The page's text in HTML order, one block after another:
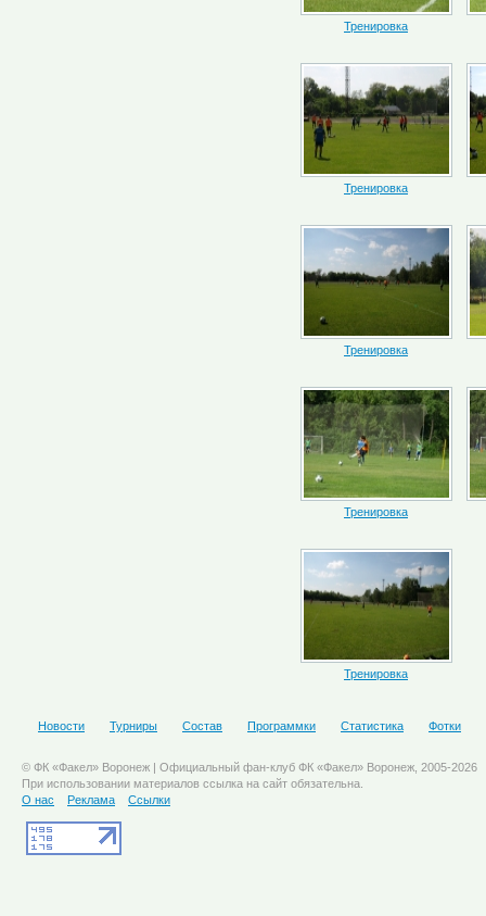
Тренировка
Тренировка
Тренировка
Тренировка
Тренировка
Новости Турниры Состав Программки Статистика Фотки
© ФК «Факел» Воронеж | Официальный фан-клуб ФК «Факел» Воронеж, 2005-2026
При использовании материалов ссылка на сайт обязательна.
О нас
Реклама Ссылки